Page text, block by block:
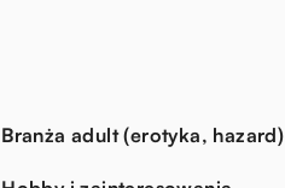
Branża adult (erotyka, hazard)